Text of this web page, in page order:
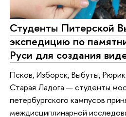
Студенты Питерской
экспедицию по
Руси для создания
Псков, Изборск, Выбуты,
Старая Ладога — студенты
петербургского кампусов
междисциплинарной